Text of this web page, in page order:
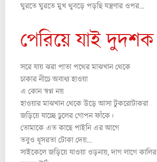
ঘুরতে ঘুরতে মুখ থুবড়ে পড়ছি যন্ত্রণার ওপর…
পেরিয়ে যাই দুদশক
সরে যায় ঝরা পাতা পথের মাঝখান থেকে
চাকার নীচে অবাধ্য হাওয়া
এ কোন স্বপ্ন নয়
হাওয়ার মাঝখান থেকে উড়ে আসা টুকরোটাকরা
জড়িয়ে যাচ্ছে চুলের গোপন ফাঁকে।
তোমাকে এত কাছে পাইনি এর আগে
তবুও ধূসরতা টোকা দেয়…
সাইকেলে জড়িয়ে যাওয়া ওড়নায়, দাগ লাগে কালির